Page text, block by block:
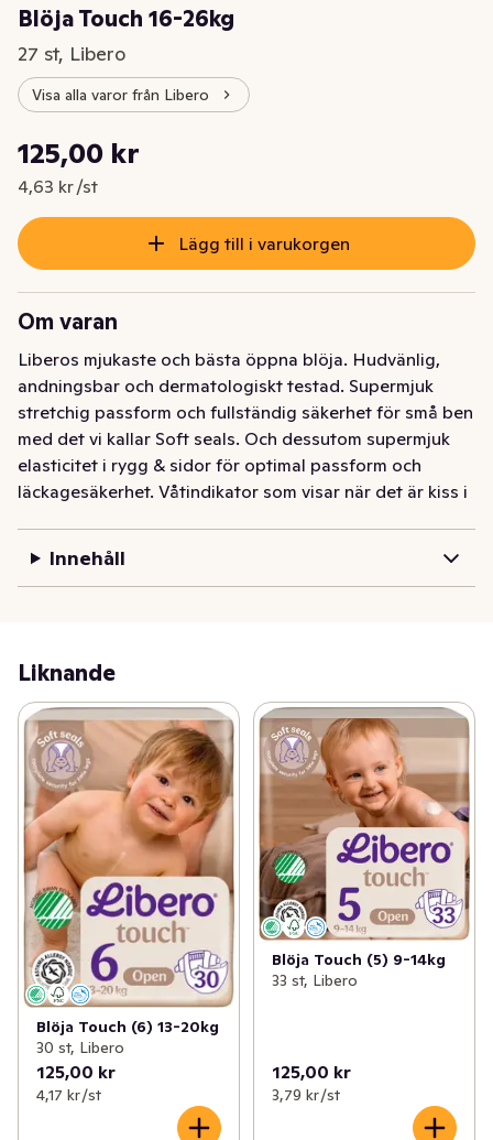
Blöja Touch 16-26kg
27 st, Libero
Visa alla varor från Libero
Nuvarande pris är: 125,00 kr
125,00 kr
4,63 kr /st
Styckpris: 4,63 kr /st
Lägg till i varukorgen
Om varan
Liberos mjukaste och bästa öppna blöja. Hudvänlig,
andningsbar och dermatologiskt testad. Supermjuk
stretchig passform och fullständig säkerhet för små ben
med det vi kallar Soft seals. Och dessutom supermjuk
elasticitet i rygg & sidor för optimal passform och
läckagesäkerhet. Våtindikator som visar när det är kiss i
Rekommenderas av Asthma Allergy Nordic och
Innehåll
Liknande
Blöja Touch (6) 13-20kg
30 st, Libero
125,00 kr
4,17 kr /st
Blöja Touch (5) 9-14kg
33 st, Libero
125,00 kr
3,79 kr /st